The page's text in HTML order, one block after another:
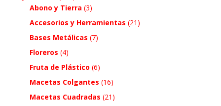
Abono y Tierra (3)
Accesorios y Herramientas (21)
Bases Metálicas (7)
Floreros (4)
Fruta de Plástico (6)
Macetas Colgantes (16)
Macetas Cuadradas (21)